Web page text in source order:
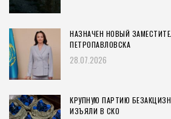
НАЗНАЧЕН НОВЫЙ
ПЕТРОПАВЛОВСКА
28.07.2026
КРУПНУЮ ПАРТИЮ
ИЗЪЯЛИ В СКО